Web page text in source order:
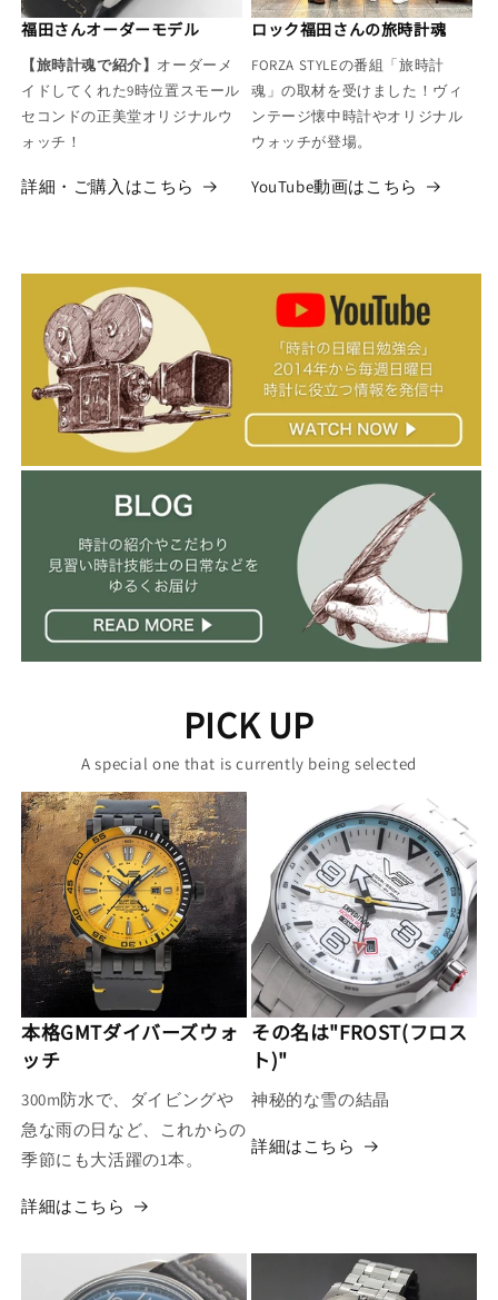
福田さんオーダーモデル
【旅時計魂で紹介】 オーダーメ
イドしてくれた9時位置スモール
セコンドの正美堂オリジナルウ
ォッチ！
詳細・ご購入はこちら
ロック福田さんの旅時計魂
FORZA STYLEの番組「旅時計
魂」の取材を受けました！ヴィ
ンテージ懐中時計やオリジナル
ウォッチが登場。
YouTube動画はこちら
PICK UP
A special one that is currently being selected
本格GMTダイバーズウォ
ッチ
300m防水で、ダイビングや
急な雨の日など、これからの
季節にも大活躍の1本。
詳細はこちら
その名は"FROST(フロス
ト)"
神秘的な雪の結晶
詳細はこちら